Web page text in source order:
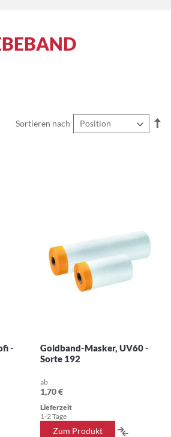
Sortieren nach
-
Goldband-Masker, UV60 -
Sorte 192
ab
1,70 €
Lieferzeit
1-2 Tage
Zum Produkt